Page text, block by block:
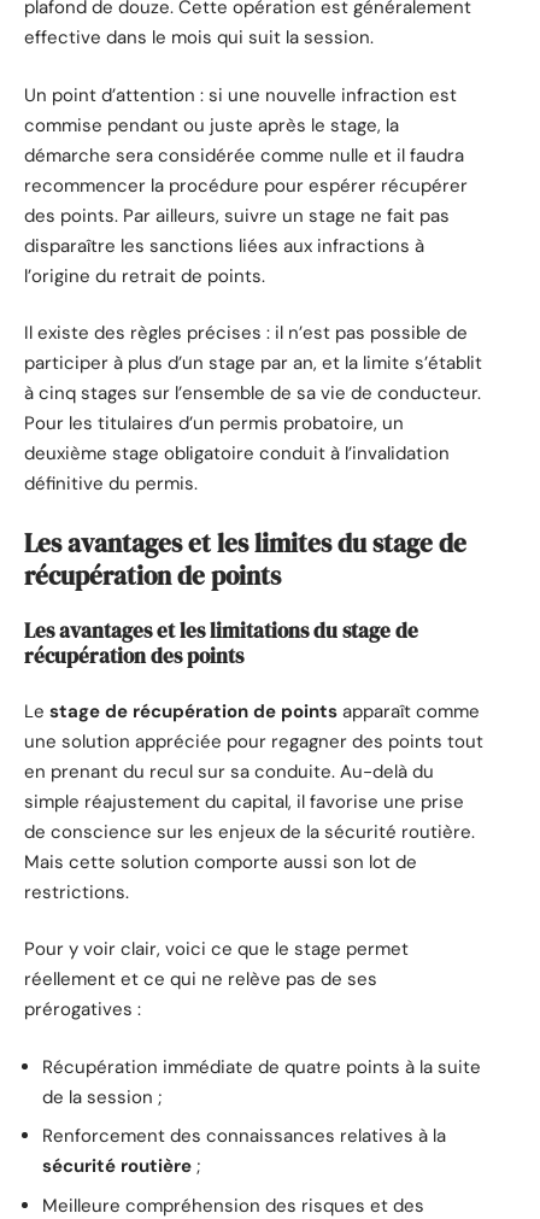
plafond de douze. Cette opération est généralement
effective dans le mois qui suit la session.
Un point d’attention : si une nouvelle infraction est
commise pendant ou juste après le stage, la
démarche sera considérée comme nulle et il faudra
recommencer la procédure pour espérer récupérer
des points. Par ailleurs, suivre un stage ne fait pas
disparaître les sanctions liées aux infractions à
l’origine du retrait de points.
Il existe des règles précises : il n’est pas possible de
participer à plus d’un stage par an, et la limite s’établit
à cinq stages sur l’ensemble de sa vie de conducteur.
Pour les titulaires d’un permis probatoire, un
deuxième stage obligatoire conduit à l’invalidation
définitive du permis.
Les avantages et les limites du stage de
récupération de points
Les avantages et leslimitations du stagede
récupération des points
Le stage de récupération de points apparaît comme
une solution appréciée pour regagner des points tout
en prenant du recul sur sa conduite. Au-delà du
simple réajustement du capital, il favorise une prise
de conscience sur les enjeux de la sécurité routière.
Mais cette solution comporte aussi son lot de
restrictions.
Pour y voir clair, voici ce que le stage permet
réellement et ce qui ne relève pas de ses
prérogatives :
Récupération immédiate de quatre points à la suite
de la session ;
Renforcement des connaissances relatives à la
sécurité routière ;
Meilleure compréhension des risques et des